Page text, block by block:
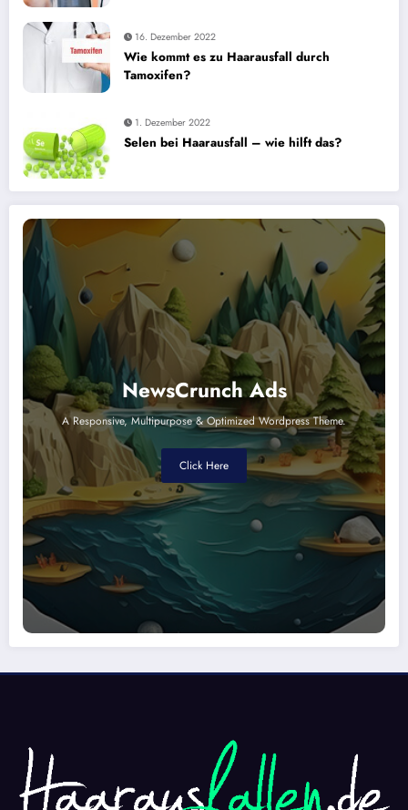
16. Dezember 2022
Wie kommt es zu Haarausfall durch
Tamoxifen?
1. Dezember 2022
Selen bei Haarausfall – wie hilft das?
NewsCrunch Ads
A Responsive, Multipurpose & Optimized Wordpress Theme.
Click Here